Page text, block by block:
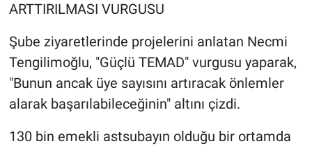
ARTTIRILMASI VURGUSU
Şube ziyaretlerinde projelerini anlatan Necmi
Tengilimoğlu, "Güçlü TEMAD" vurgusu yaparak,
"Bunun ancak üye sayısını artıracak önlemler
alarak başarılabileceğinin" altını çizdi.
130 bin emekli astsubayın olduğu bir ortamda